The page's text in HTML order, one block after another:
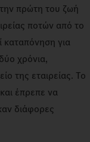
πρώτη του ζωή
ποτών από το
καταπόνηση για
χρόνια,
της εταιρείας. Το
έπρεπε να
διάφορες